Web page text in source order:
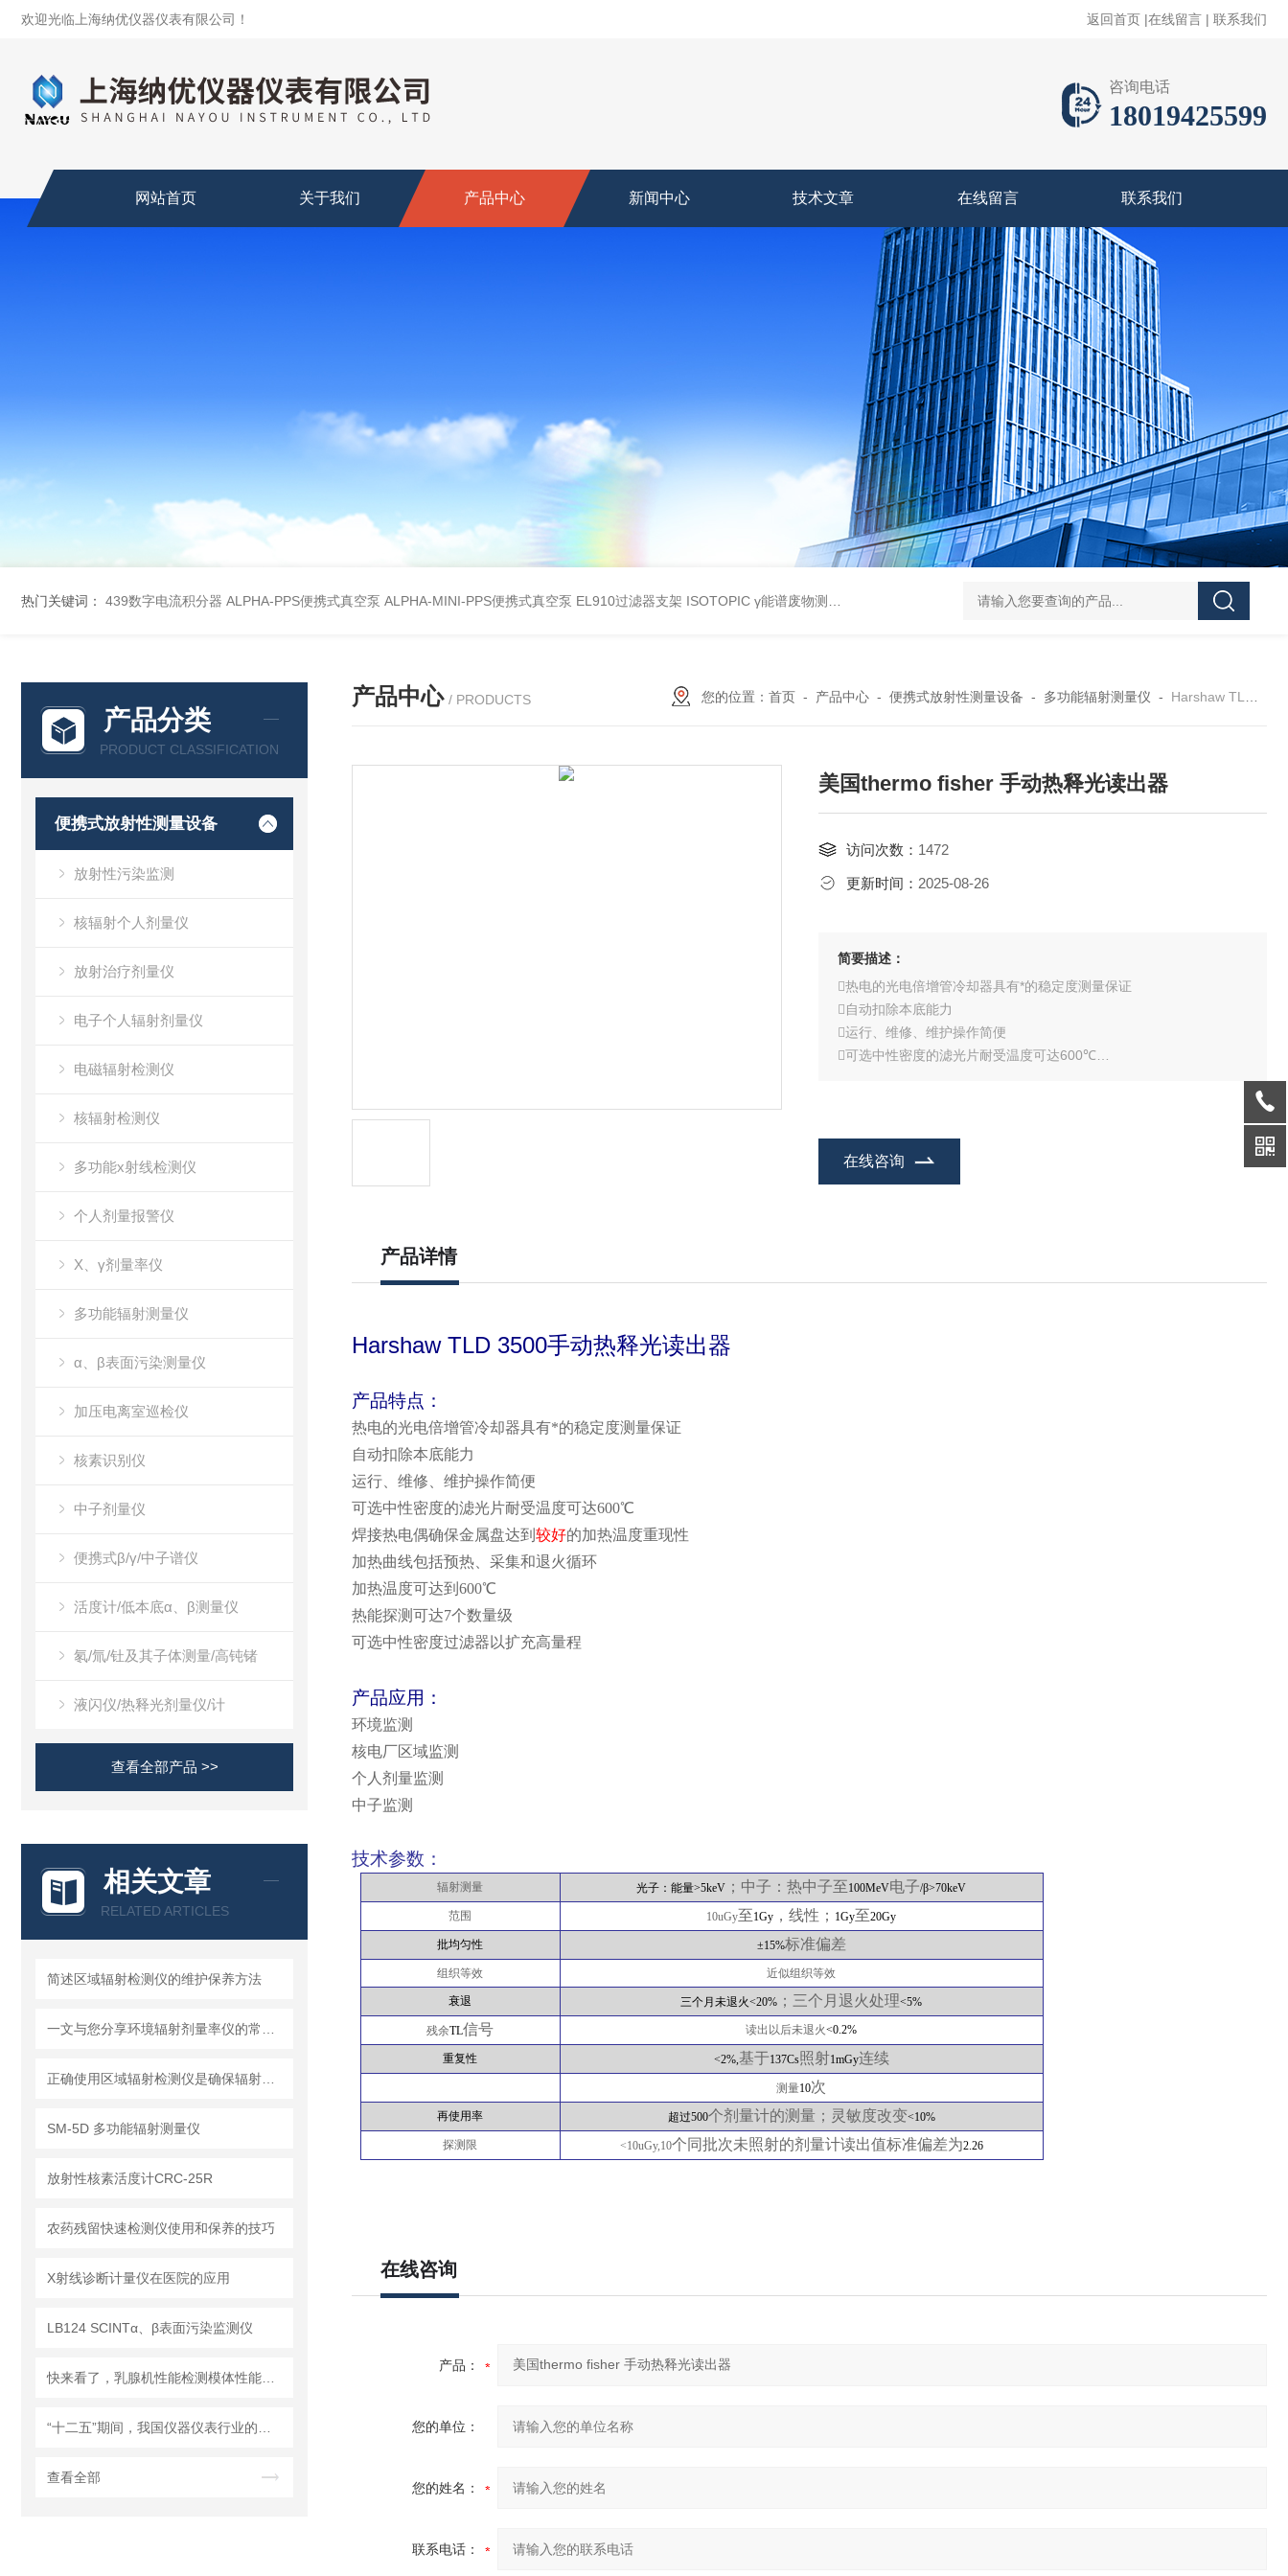
欢迎光临上海纳优仪器仪表有限公司！ 返回首页 |在线留言 | 联系我们
咨询电话
18019425599
网站首页 关于我们 产品中心 新闻中心 技术文章 在线留言 联系我们
热门关键词： 439数字电流积分器 ALPHA-PPS便携式真空泵 ALPHA-MINI-PPS便携式真空泵 EL910过滤器支架 ISOTOPIC γ能谱废物测定 GammaVision伽马能谱分析软件 GammaVision报告生成器
产品分类
PRODUCT CLASSIFICATION
便携式放射性测量设备
放射性污染监测
核辐射个人剂量仪
放射治疗剂量仪
电子个人辐射剂量仪
电磁辐射检测仪
核辐射检测仪
多功能x射线检测仪
个人剂量报警仪
X、γ剂量率仪
多功能辐射测量仪
α、β表面污染测量仪
加压电离室巡检仪
核素识别仪
中子剂量仪
便携式β/γ/中子谱仪
活度计/低本底α、β测量仪
氡/氚/钍及其子体测量/高钝锗
液闪仪/热释光剂量仪/计
查看全部产品 >>
相关文章
RELATED ARTICLES
简述区域辐射检测仪的维护保养方法
SM-5D 多功能辐射测量仪
放射性核素活度计CRC-25R
农药残留快速检测仪使用和保养的技巧
X射线诊断计量仪在医院的应用
LB124 SCINTα、β表面污染监测仪
查看全部
产品中心 / PRODUCTS 您的位置： 首页- 产品中心- 便携式放射性测量设备 - 多功能辐射测量仪 - Harshaw TLD 3500美国thermo fisher 手动热释光读出器
美国thermo fisher 手动热释光读出器
访问次数： 1472
更新时间： 2025-08-26
简要描述：
热电的光电倍增管冷却器具有*的稳定度测量保证
自动扣除本底能力
运行、维修、维护操作简便
可选中性密度的滤光片耐受温度可达600℃
可选中性密度过滤器以扩充高量程
在线咨询
产品详情
Harshaw TLD 3500手动热释光读出器
产品特点：
热电的光电倍增管冷却器具有*的稳定度测量保证
自动扣除本底能力
运行、维修、维护操作简便
可选中性密度的滤光片耐受温度可达600℃
焊接热电偶确保金属盘达到 较好的加热温度重现性
加热曲线包括预热、采集和退火循环
加热温度可达到 600℃
热能探测可达7个数量级
可选中性密度过滤器以扩充高量程
产品应用：
环境监测
核电厂区域监测
个人剂量监测
中子监测
技术参数：
辐射测量 光子：能量>5keV ；中子：热中子至100MeV电子/β>70keV
范围 10uGy至1Gy ，线性； 1Gy至20Gy
批均匀性 ±15%标准偏差
组织等效 近似组织等效
衰退 三个月未退火<20% ；三个月退火处理<5%
残余TL信号 读出以后未退火<0.2%
重复性 <2%,基于137Cs照射1mGy连续
测量10次
再使用率 超过500个剂量计的测量；灵敏度改变<10%
探测限 <10uGy,10个同批次未照射的剂量计读出值标准偏差为2.26
在线咨询
产品：
您的单位：
您的姓名：
联系电话：